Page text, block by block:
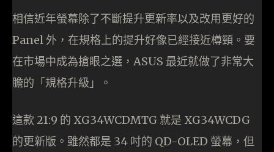
相信近年螢幕除了不斷提升更新率以及改用更好的
Panel 外，在規格上的提升好像已經接近樽頸。要
在市場中成為搶眼之選，ASUS 最近就做了非常大
膽的「規格升級」。
這款 21:9 的 XG34WCDMTG 就是 XG34WCDG
的更新版。雖然都是 34 吋的 QD-OLED 螢幕，但